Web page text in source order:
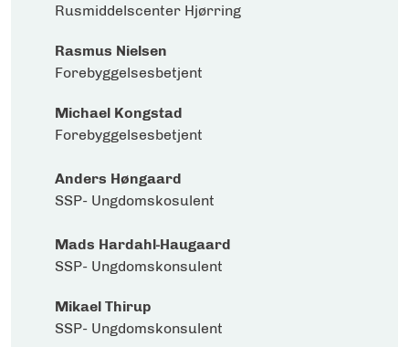
Rusmiddelscenter Hjørring
Rasmus Nielsen
Forebyggelsesbetjent
Michael Kongstad
Forebyggelsesbetjent
Anders Høngaard
SSP- Ungdomskosulent
Mads Hardahl-Haugaard
SSP- Ungdomskonsulent
Mikael Thirup
SSP- Ungdomskonsulent